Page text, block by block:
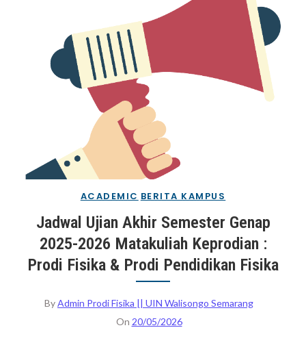
Pendidikan Fisika
ACADEMIC BERITA KAMPUS
Jadwal Ujian Akhir Semester Genap
2025-2026 Matakuliah Keprodian :
Prodi Fisika & Prodi Pendidikan Fisika
ByAdmin Prodi Fisika || UIN Walisongo Semarang
On 20/05/2026